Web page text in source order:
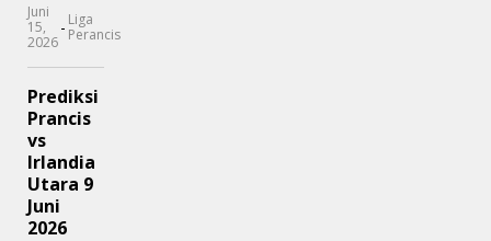
Juni
15,
2026
- Liga
Perancis
Prediksi
Prancis
vs
Irlandia
Utara 9
Juni
2026